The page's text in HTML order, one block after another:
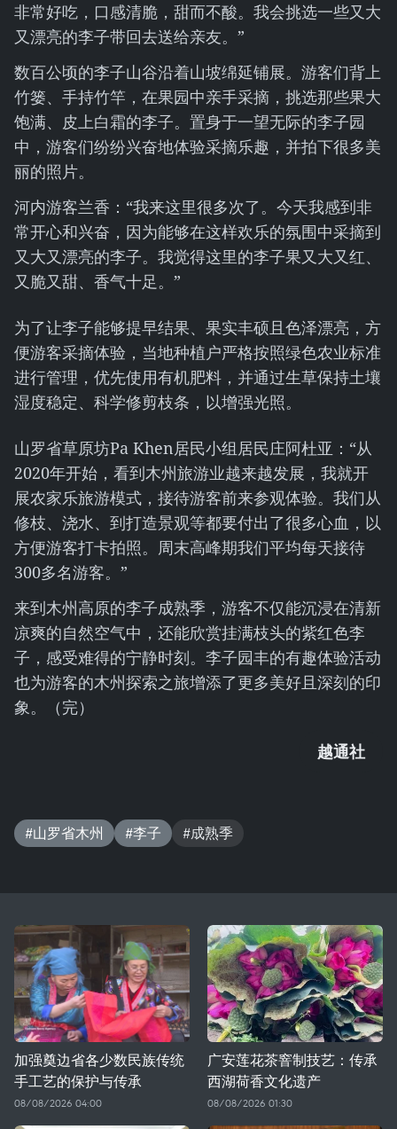
非常好吃，口感清脆，甜而不酸。我会挑选一些又大
又漂亮的李子带回去送给亲友。”
数百公顷的李子山谷沿着山坡绵延铺展。游客们背上
竹篓、手持竹竿，在果园中亲手采摘，挑选那些果大
饱满、皮上白霜的李子。置身于一望无际的李子园
中，游客们纷纷兴奋地体验采摘乐趣，并拍下很多美
丽的照片。
河内游客兰香：“我来这里很多次了。今天我感到非
常开心和兴奋，因为能够在这样欢乐的氛围中采摘到
又大又漂亮的李子。我觉得这里的李子果又大又红、
又脆又甜、香气十足。”
为了让李子能够提早结果、果实丰硕且色泽漂亮，方
便游客采摘体验，当地种植户严格按照绿色农业标准
进行管理，优先使用有机肥料，并通过生草保持土壤
湿度稳定、科学修剪枝条，以增强光照。
山罗省草原坊Pa Khen居民小组居民庄阿杜亚：“从
2020年开始，看到木州旅游业越来越发展，我就开
展农家乐旅游模式，接待游客前来参观体验。我们从
修枝、浇水、到打造景观等都要付出了很多心血，以
方便游客打卡拍照。周末高峰期我们平均每天接待
300多名游客。”
来到木州高原的李子成熟季，游客不仅能沉浸在清新
凉爽的自然空气中，还能欣赏挂满枝头的紫红色李
子，感受难得的宁静时刻。李子园丰的有趣体验活动
也为游客的木州探索之旅增添了更多美好且深刻的印
象。（完）
越通社
#山罗省木州 #李子 #成熟季
加强奠边省各少数民族传统
手工艺的保护与传承
08/08/2026 04:00
广安莲花茶窨制技艺：传承
西湖荷香文化遗产
08/08/2026 01:30